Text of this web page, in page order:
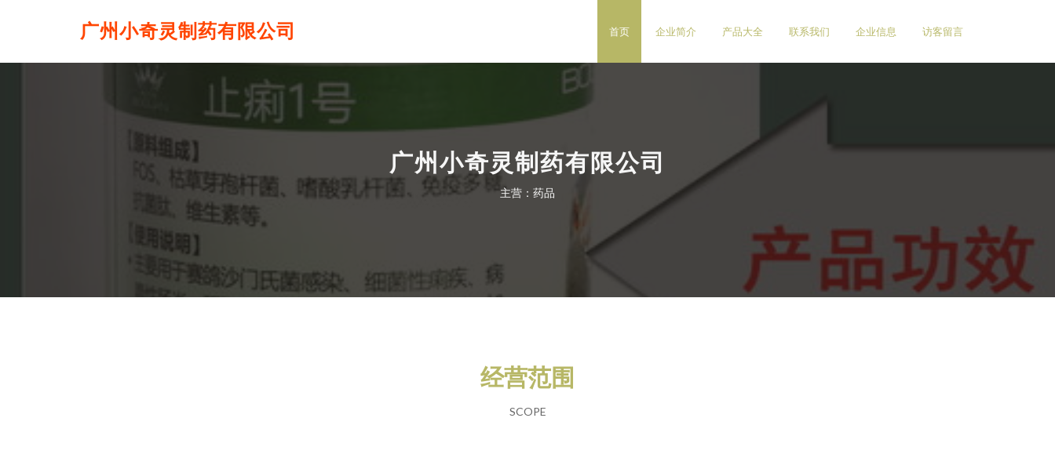
广州小奇灵制药有限公司 首页 企业简介 产品大全 联系我们 企业信息 访客留言
广州小奇灵制药有限公司
主营：药品
经营范围
SCOPE